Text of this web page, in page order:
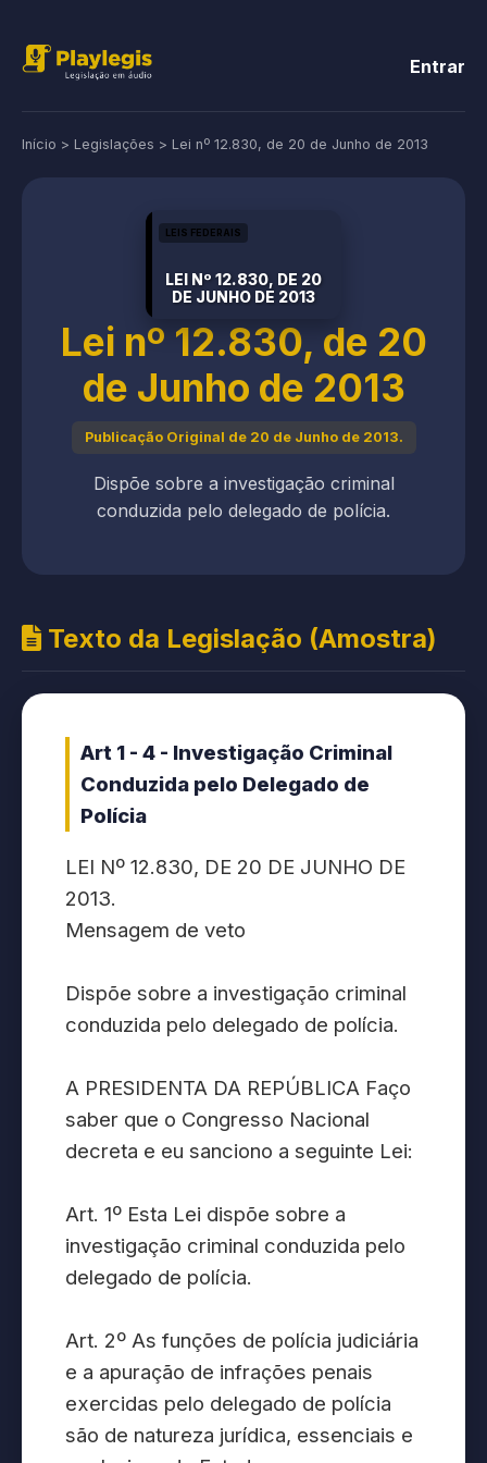
Entrar
Início > Legislações > Lei nº 12.830, de 20 de Junho de 2013
LEIS FEDERAIS
LEI Nº 12.830, DE 20
DE JUNHO DE 2013
Lei nº 12.830, de 20
de Junho de 2013
Publicação Original de 20 de Junho de 2013.
Dispõe sobre a investigação criminal
conduzida pelo delegado de polícia.
Texto da Legislação (Amostra)
Art 1 - 4 - Investigação Criminal
Conduzida pelo Delegado de
Polícia
LEI Nº 12.830, DE 20 DE JUNHO DE
2013.
Mensagem de veto
Dispõe sobre a investigação criminal
conduzida pelo delegado de polícia.
A PRESIDENTA DA REPÚBLICA Faço
saber que o Congresso Nacional
decreta e eu sanciono a seguinte Lei:
Art. 1º Esta Lei dispõe sobre a
investigação criminal conduzida pelo
delegado de polícia.
Art. 2º As funções de polícia judiciária
e a apuração de infrações penais
exercidas pelo delegado de polícia
são de natureza jurídica, essenciais e